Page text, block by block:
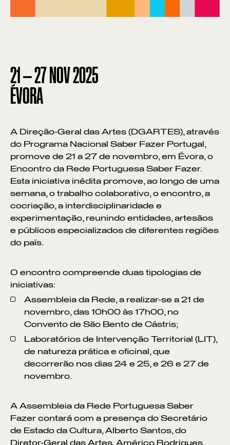
21—27NOV2025
ÉVORA
A Direção-Geral das Artes (DGARTES), através
do Programa Nacional Saber Fazer Portugal,
promove de 21 a 27 de novembro, em Évora, o
Encontro da Rede Portuguesa Saber Fazer.
Esta iniciativa inédita promove, ao longo de uma
semana, o trabalho colaborativo, o encontro, a
cocriação, a interdisciplinaridade e
experimentação, reunindo entidades, artesãos
e públicos especializados de diferentes regiões
do país.
O encontro compreende duas tipologias de
iniciativas:
Assembleia da Rede, a realizar-se a 21 de
novembro, das 10h00 às 17h00, no
Convento de São Bento de Cástris;
Laboratórios de Intervenção Territorial (LIT),
de natureza prática e oficinal, que
decorrerão nos dias 24 e 25, e 26 e 27 de
novembro.
A Assembleia da Rede Portuguesa Saber
Fazer contará com a presença do Secretário
de Estado da Cultura, Alberto Santos, do
Diretor-Geral das Artes, Américo Rodrigues,